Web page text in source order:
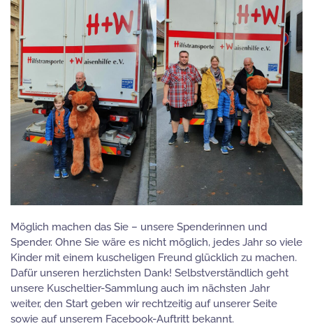
Möglich machen das Sie – unsere Spenderinnen und
Spender. Ohne Sie wäre es nicht möglich, jedes Jahr so viele
Kinder mit einem kuscheligen Freund glücklich zu machen.
Dafür unseren herzlichsten Dank! Selbstverständlich geht
unsere Kuscheltier-Sammlung auch im nächsten Jahr
weiter, den Start geben wir rechtzeitig auf unserer Seite
sowie auf unserem Facebook-Auftritt bekannt.